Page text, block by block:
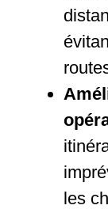
les